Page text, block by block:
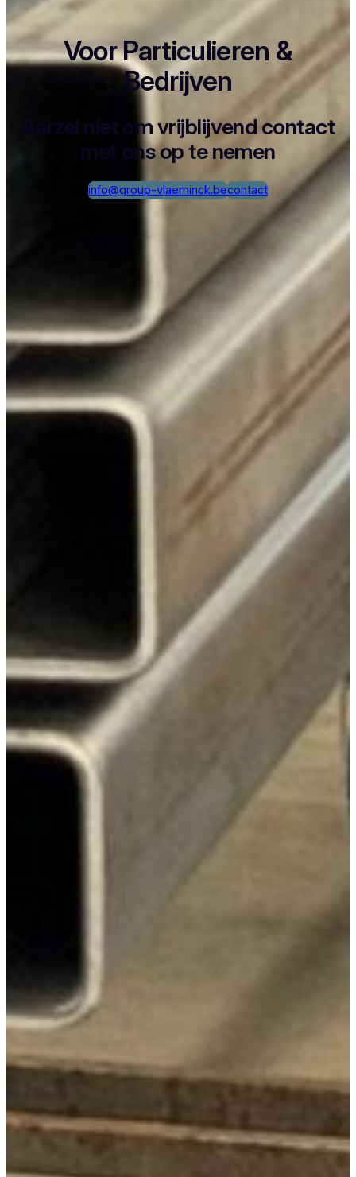
Voor Particulieren &
Bedrijven
Aarzel niet om vrijblijvend contact
met ons op te nemen
info@group-vlaeminck.becontact